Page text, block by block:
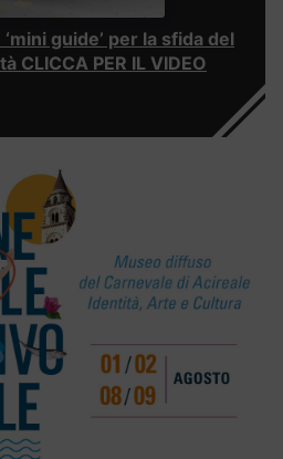
guide’ per la sfida del
CLICCA PER IL VIDEO